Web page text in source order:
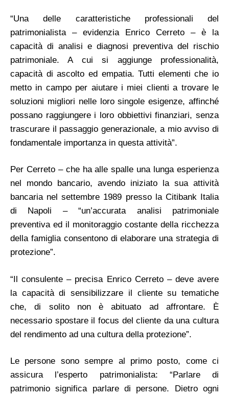
“Una delle caratteristiche professionali del
patrimonialista – evidenzia Enrico Cerreto – è la
capacità di analisi e diagnosi preventiva del rischio
patrimoniale. A cui si aggiunge professionalità,
capacità di ascolto ed empatia. Tutti elementi che io
metto in campo per aiutare i miei clienti a trovare le
soluzioni migliori nelle loro singole esigenze, affinché
possano raggiungere i loro obbiettivi finanziari, senza
trascurare il passaggio generazionale, a mio avviso di
fondamentale importanza in questa attività”.
Per Cerreto – che ha alle spalle una lunga esperienza
nel mondo bancario, avendo iniziato la sua attività
bancaria nel settembre 1989 presso la Citibank Italia
di Napoli – “un’accurata analisi patrimoniale
preventiva ed il monitoraggio costante della ricchezza
della famiglia consentono di elaborare una strategia di
protezione”.
“Il consulente – precisa Enrico Cerreto – deve avere
la capacità di sensibilizzare il cliente su tematiche
che, di solito non è abituato ad affrontare. È
necessario spostare il focus del cliente da una cultura
del rendimento ad una cultura della protezione”.
Le persone sono sempre al primo posto, come ci
assicura l’esperto patrimonialista: “Parlare di
patrimonio significa parlare di persone. Dietro ogni